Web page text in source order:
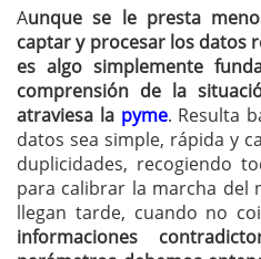
Aunque se le presta
captar y procesar los datos
es algo simplemente
comprensión de la
atraviesa la pyme. Resulta
datos sea simple, rápida y
duplicidades, recogiendo
para calibrar la marcha del
llegan tarde, cuando no
informaciones